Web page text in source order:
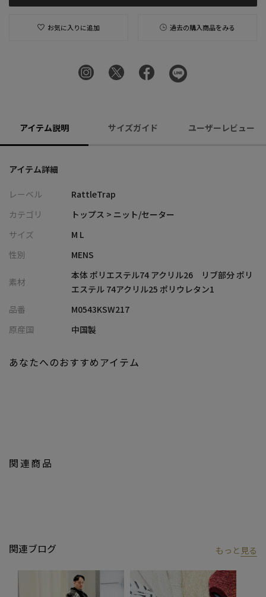
お気に入りに追加 過去の購入商品をみる
アイテム説明 サイズガイド ユーザーレビュー
アイテム詳細
レーベル
RattleTrap
カテゴリ
トップス > ニット/セーター
サイズ
M L
性別
MENS
素材
本体 ポリエステル74 アクリル26 リブ部分 ポリ
エステル 74アクリル25 ポリウレタン1
品番
M0543KSW217
原産国
中国製
関連商品
あなたへのおすすめアイテム
関連ブログ もっと 見る